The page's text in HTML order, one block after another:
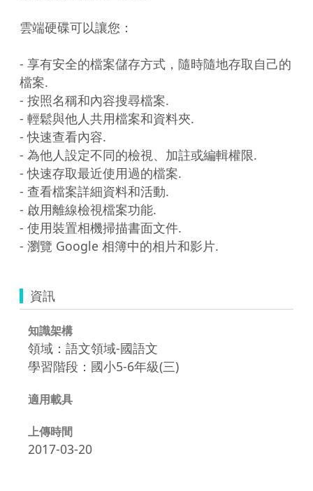
雲端硬碟可以讓您：
- 享有安全的檔案儲存方式，隨時隨地存取自己的
檔案.
- 按照名稱和內容搜尋檔案.
- 輕鬆與他人共用檔案和資料夾.
- 快速查看內容.
- 為他人設定不同的檢視、加註或編輯權限.
- 快速存取最近使用過的檔案.
- 查看檔案詳細資料和活動.
- 啟用離線檢視檔案功能.
- 使用裝置相機掃描書面文件.
- 瀏覽 Google 相簿中的相片和影片.
資訊
知識架構
領域：語文領域-國語文
學習階段：國小5-6年級(三)
適用載具
上傳時間
2017-03-20